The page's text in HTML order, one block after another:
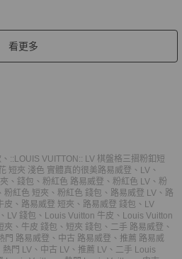
看更多
、 ::LOUIS VUITTON:: LV 棋盤格三摺粉釦短
短夾 淺色 實體真的很美路易威登 、 LV 、
、 錢包 、 粉紅色 路易威登 、 粉紅色 LV 、 粉
、 粉紅色 短夾 、 粉紅色 錢包 、 路易威登 LV 、 路
皮 、 路易威登 短夾 、 路易威登 錢包 、 LV
、 LV 錢包 、 Louis Vuitton 牛皮 、 Louis Vuitton
夾 、 牛皮 錢包 、 短夾 錢包 、 二手 路易威登 、
門 路易威登 、 中古 路易威登 、 推薦 路易威
熱門 LV 、 中古 LV 、 推薦 LV 、 二手 Louis